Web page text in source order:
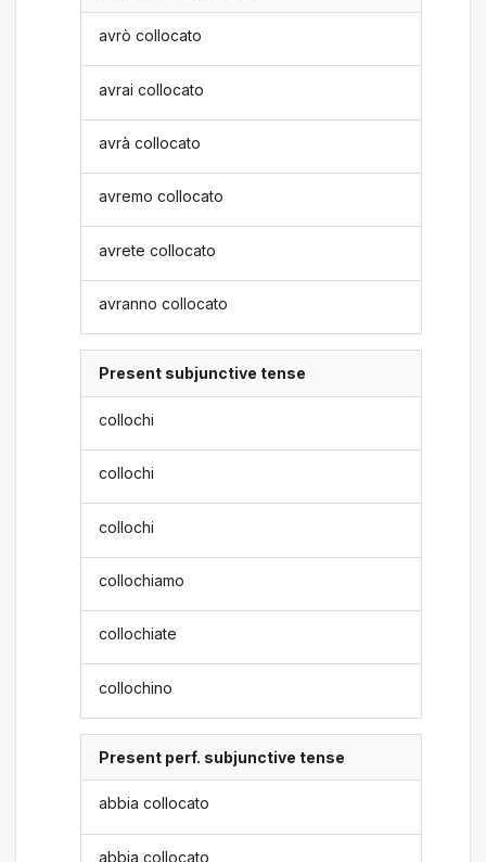
avrò collocato
avrai collocato
avrà collocato
avremo collocato
avrete collocato
avranno collocato
Present subjunctive tense
collochi
collochi
collochi
collochiamo
collochiate
collochino
Present perf. subjunctive tense
abbia collocato
abbia collocato